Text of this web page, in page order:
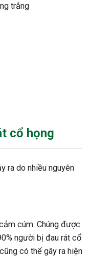
trắng
cổ họng
ra do nhiều nguyên
cúm. Chúng được
người bị đau rát cổ
có thể gây ra hiện